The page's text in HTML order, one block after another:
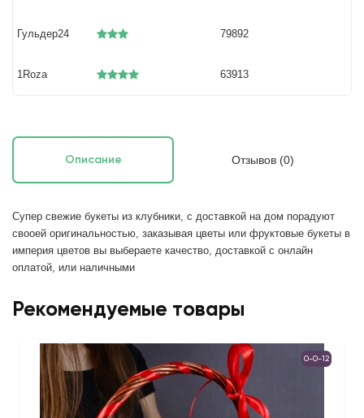
Гульдер24 79892
1Roza 63913
Описание Отзывов (0)
Супер свежие букеты из клубники, с доставкой на дом порадуют
свооей оригинальностью, заказывая цветы или фруктовые букеты в
империя цветов вы выбераете качество, доставкой с онлайн
оплатой, или наличными
Рекомендуемые товары
0-0-12